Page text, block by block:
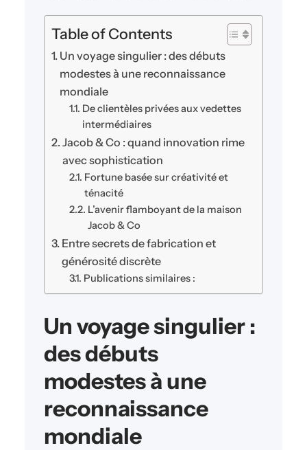
Table of Contents
Un voyage singulier : des débuts
modestes à une reconnaissance
mondiale
De clientèles privées aux vedettes
intermédiaires
Jacob & Co : quand innovation rime
avec sophistication
Fortune basée sur créativité et
ténacité
L’avenir flamboyant de la maison
Jacob & Co
Entre secrets de fabrication et
générosité discrète
Publications similaires :
Un voyage singulier :
des débuts
modestes à une
reconnaissance
mondiale